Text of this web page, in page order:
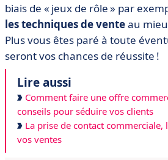
biais de « jeux de rôle » par
les techniques de venteau
Plus vous êtes paré à toute
seront vos chances de réussite !
Lire aussi
Comment faire une offre
conseils pour séduire vos clients
La prise de contact commerciale,
vos ventes